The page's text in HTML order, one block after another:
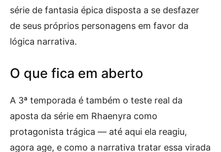
série de fantasia épica disposta a se desfazer
de seus próprios personagens em favor da
lógica narrativa.
O que fica em aberto
A 3ª temporada é também o teste real da
aposta da série em Rhaenyra como
protagonista trágica — até aqui ela reagiu,
agora age, e como a narrativa tratar essa virada